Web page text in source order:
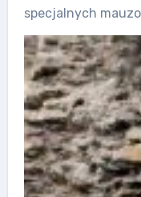
specjalnych